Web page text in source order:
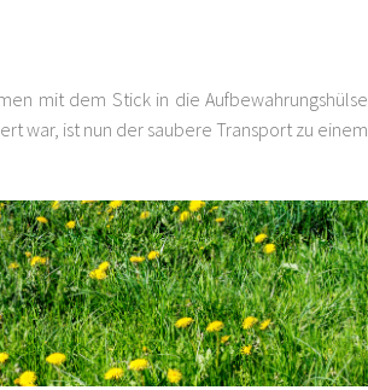
mit dem Stick in die Aufbewahrungshülse
war, ist nun der saubere Transport zu einem